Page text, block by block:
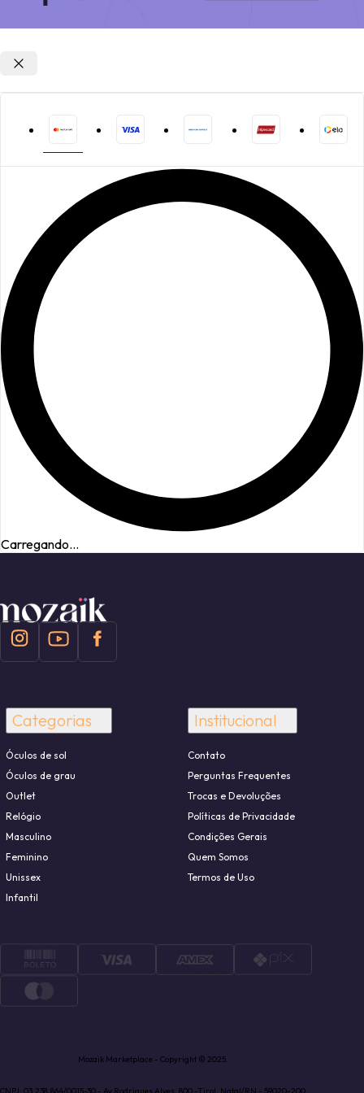
Carregando...
Categorias
Óculos de sol
Óculos de grau
Outlet
Relógio
Masculino
Feminino
Unissex
Infantil
Institucional
Contato
Perguntas Frequentes
Trocas e Devoluções
Políticas de Privacidade
Condições Gerais
Quem Somos
Termos de Uso
Mozaik Marketplace - Copyright © 2025.